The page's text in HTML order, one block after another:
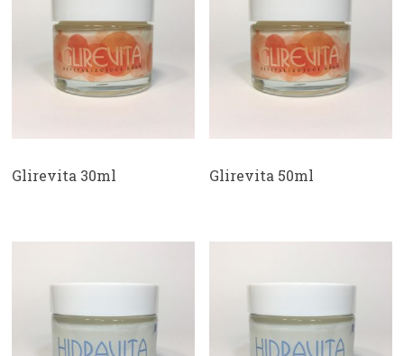
Glirevita 30ml Glirevita 50ml